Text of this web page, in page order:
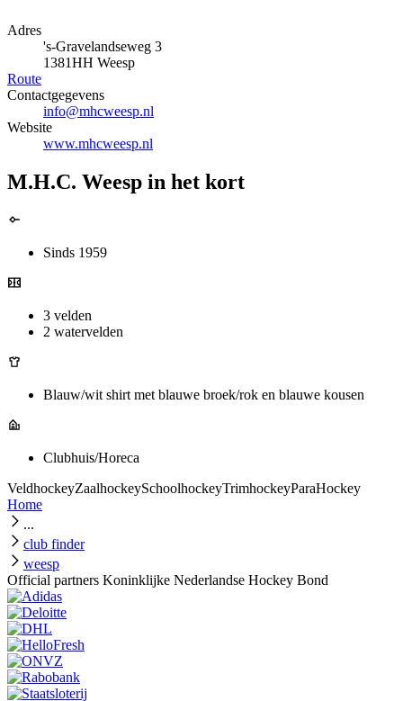
Adres
's-Gravelandseweg 3
1381HH Weesp
Route
Contactgegevens
info@mhcweesp.nl
Website
www.mhcweesp.nl
M.H.C. Weesp in het kort
Sinds 1959
3 velden
2 watervelden
Blauw/wit shirt met blauwe broek/rok en blauwe kousen
Clubhuis/Horeca
VeldhockeyZaalhockeySchoolhockeyTrimhockeyParaHockey
Home
...
club finder
weesp
Official partners Koninklijke Nederlandse Hockey Bond